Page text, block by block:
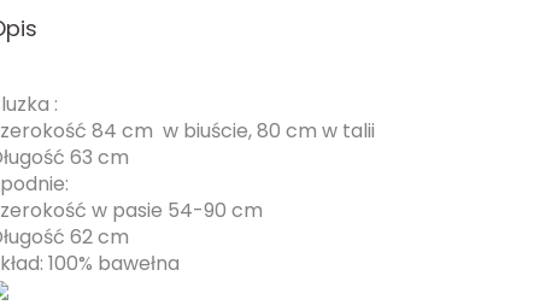
:
84 cm w biuście, 80 cm w talii
63 cm
w pasie 54-90 cm
62 cm
100% bawełna